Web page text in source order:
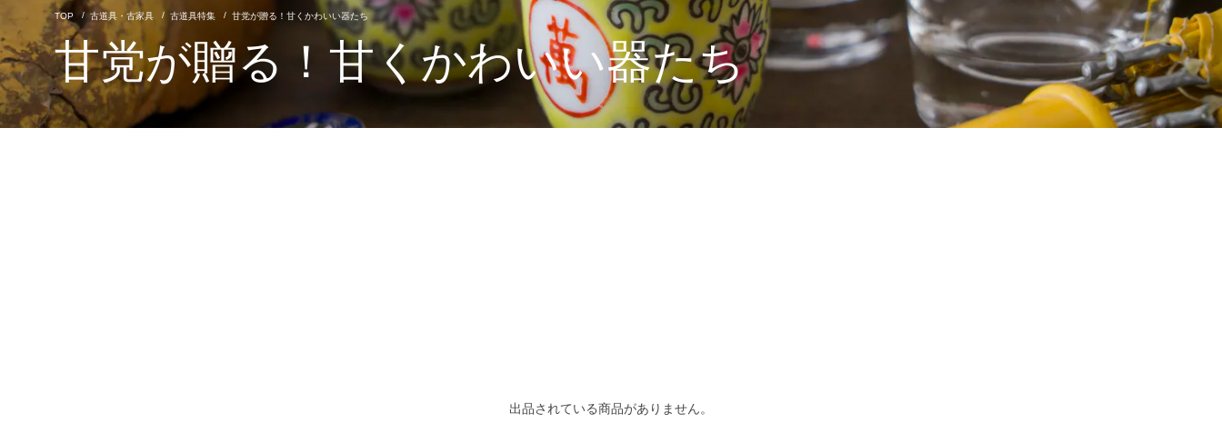
古道具・古家具 古道具特集 甘党が贈る！甘くかわいい器たち
甘党が贈る！甘くかわいい器たち
出品されている商品がありません。